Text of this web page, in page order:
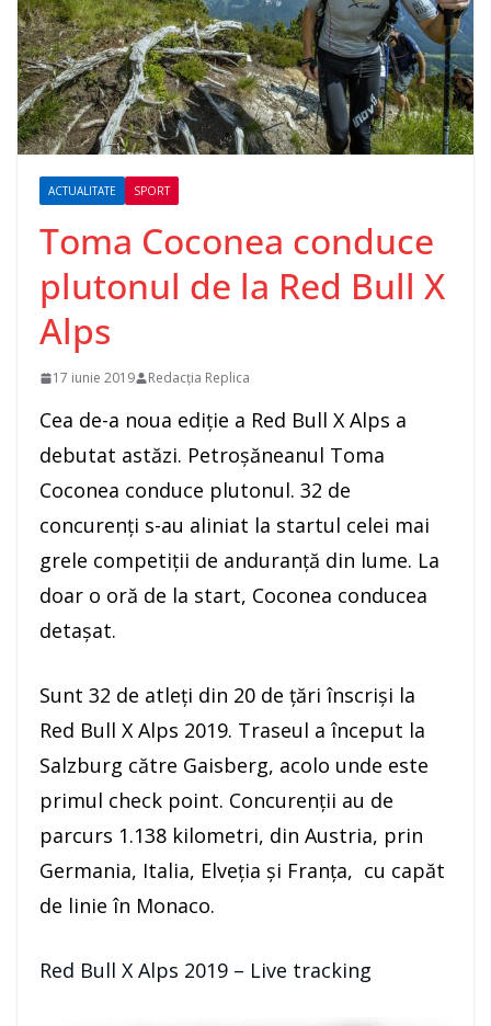
ACTUALITATE SPORT
Toma Coconea conduce
plutonul de la Red Bull X
Alps
17 iunie 2019 Redacția Replica
Cea de-a noua ediție a Red Bull X Alps a
debutat astăzi. Petroșăneanul Toma
Coconea conduce plutonul. 32 de
concurenți s-au aliniat la startul celei mai
grele competiții de anduranță din lume. La
doar o oră de la start, Coconea conducea
detașat.
Sunt 32 de atleți din 20 de țări înscriși la
Red Bull X Alps 2019. Traseul a început la
Salzburg către Gaisberg, acolo unde este
primul check point. Concurenții au de
parcurs 1.138 kilometri, din Austria, prin
Germania, Italia, Elveția și Franța, cu capăt
de linie în Monaco.
Red Bull X Alps 2019 – Live tracking